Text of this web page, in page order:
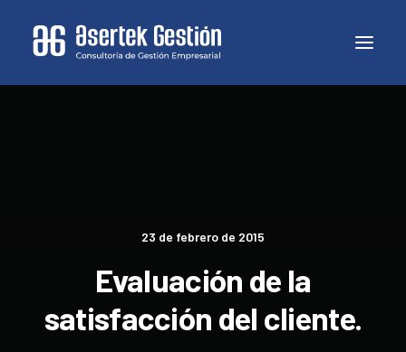
23 de febrero de 2015
Evaluación de la
satisfacción del cliente.